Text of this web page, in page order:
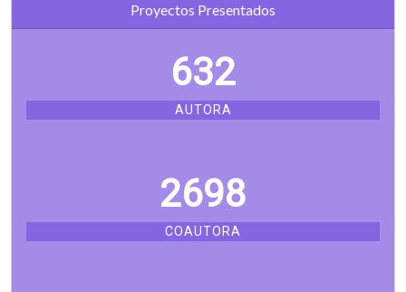
Proyectos Presentados
632
AUTORA
2698
COAUTORA